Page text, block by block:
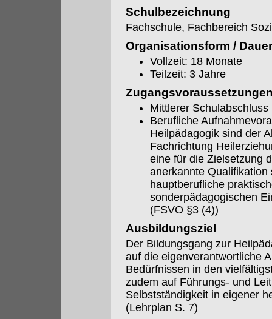
Schulbezeichnung
Fachschule, Fachbereich
Organisationsform / Dauer
Vollzeit: 18 Monate
Teilzeit: 3 Jahre
Mittlerer
Berufliche
Heilpädagogik sind der
Fachrichtung
eine für die Zielsetzung
anerkannte
hauptberufliche
sonderpädagogischen
(FSVO §3 (4))
Ausbildungsziel
Der Bildungsgang zur
auf die eigenverantwortliche
Bedürfnissen in den
zudem auf Führungs- und
Selbstständigkeit in eigener
(Lehrplan S. 7)